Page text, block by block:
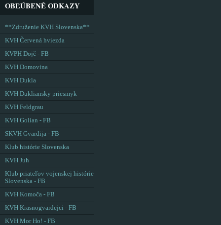
OBĽÚBENÉ ODKAZY
**Združenie KVH Slovenska**
KVH Červená hviezda
KVPH Dojč - FB
KVH Domovina
KVH Dukla
KVH Dukliansky priesmyk
KVH Feldgrau
KVH Golian - FB
SKVH Gvardija - FB
Klub histórie Slovenska
KVH Juh
Klub priateľov vojenskej histórie
Slovenska - FB
KVH Komoča - FB
KVH Krasnogvardejci - FB
KVH Mor Ho! - FB